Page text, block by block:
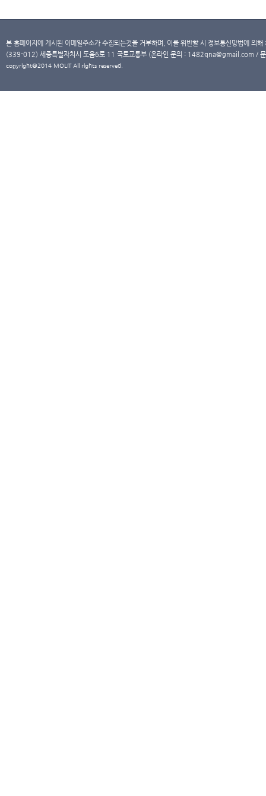
본 홈페이지에 게시된 이메일주소가 수집되는것을 거부하며, 이를 위반할 시 정보통신망법에 의
(339-012) 세종특별자치시 도움6로 11 국토교통부 (온라인 문의 : 1482qna@gmail.com /
copyright@2014 MOLIT All rights reserved.